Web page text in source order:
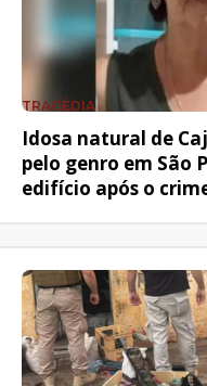
TRAGÉDIA
Idosa natural de
pelo genro em São
edifício após o